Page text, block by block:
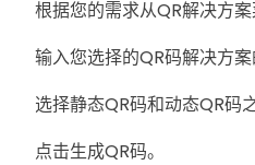
根据您的需求从QR解决方案
输入您选择的QR码解决方案
选择静态QR码和动态QR码
点击生成QR码。